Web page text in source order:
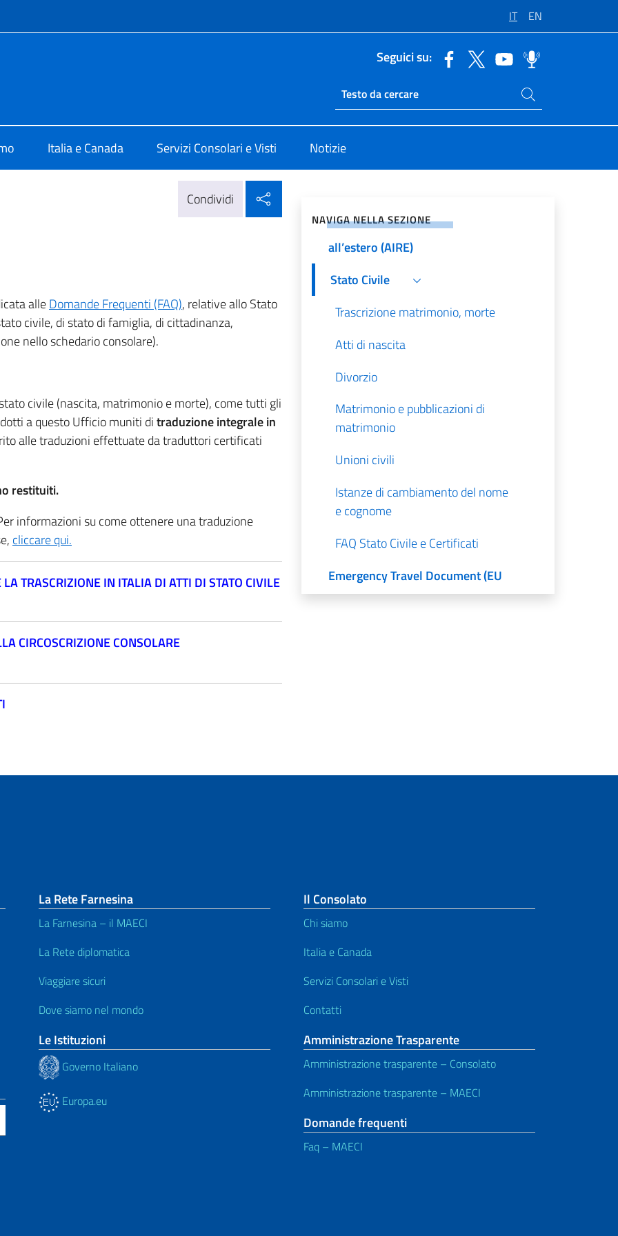
IT EN
Seguici su:
Ricerca sito live
Cerca nel sito
Italia e Canada Servizi Consolari e Visti Notizie
Condividi
alleDomande Frequenti (FAQ), relative allo Stato
civile, di stato di famiglia, di cittadinanza,
nello schedario consolare).
civile (nascita, matrimonio e morte), come tutti gli
a questo Ufficio muniti ditraduzione integrale in
alle traduzioni effettuate da traduttori certificati
restituiti.
informazioni su come ottenere una traduzione
cliccare qui.
TRASCRIZIONE IN ITALIA DI ATTI DI STATO CIVILE
CIRCOSCRIZIONE CONSOLARE
NAVIGA NELLA SEZIONE
Anagrafe degli Italiani residenti
all’estero (AIRE)
Stato Civile
Trascrizione matrimonio, morte
Atti di nascita
Divorzio
Matrimonio e pubblicazioni di
matrimonio
Unioni civili
Istanze di cambiamento del nome
e cognome
FAQ Stato Civile e Certificati
Emergency Travel Document (EU
ETD)
Rimpatrio salme e ceneri in Italia
Esenzione doganale
Dichiarazioni di Valore in Loco per
Titoli di Studio
Modulistica
La Rete Farnesina
La Farnesina – il MAECI
La Rete diplomatica
Viaggiare sicuri
Dove siamo nel mondo
Le Istituzioni
Governo Italiano
Europa.eu
Il Consolato
Chi siamo
Italia e Canada
Servizi Consolari e Visti
Contatti
Amministrazione Trasparente
Amministrazione trasparente – Consolato
Amministrazione trasparente – MAECI
Domande frequenti
Faq – MAECI